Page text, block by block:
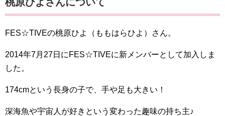
FES☆TIVEの桃原ひよ（ももはらひよ）さん。
2014年7月27日にFES☆TIVEに新メンバーとして加入しま
した。
174cmという長身の子で、手や足も大きい！
深海魚や宇宙人が好きという変わった趣味の持ち主♪